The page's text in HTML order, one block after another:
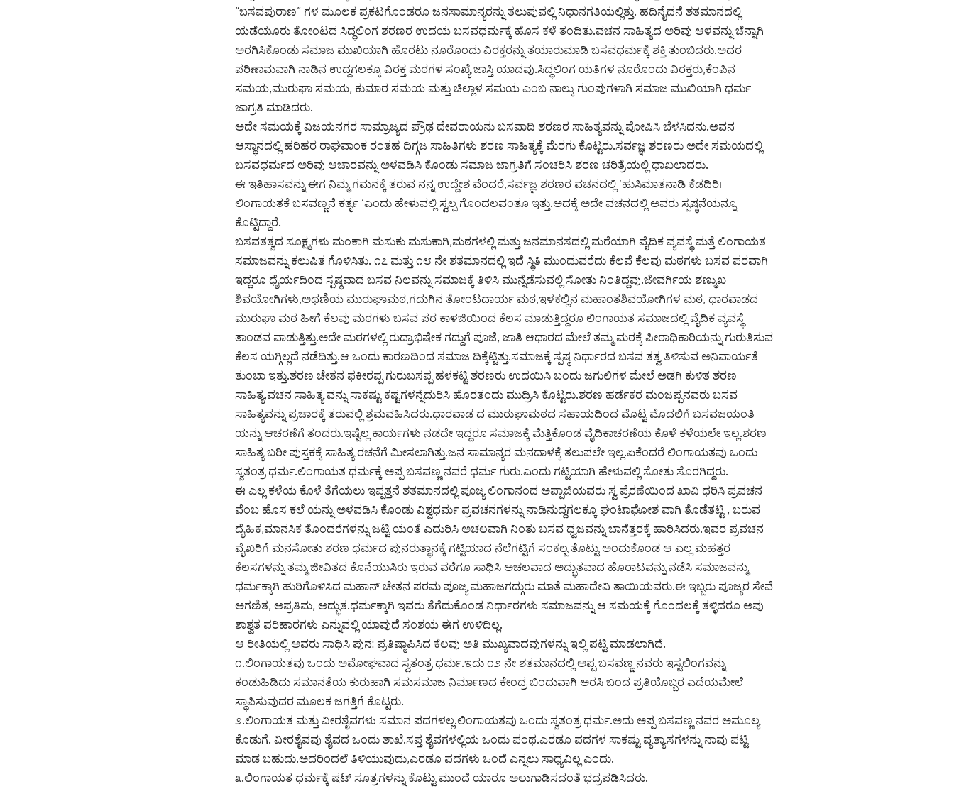
“ಬಸವಪುರಾಣ” ಗಳ ಮೂಲಕ ಪ್ರಕಟಗೊಂಡರೂ ಜನಸಾಮಾನ್ಯರನ್ನು ತಲುಪುವಲ್ಲಿ ನಿಧಾನಗತಿಯಲ್ಲಿತ್ತು. ಹದಿನೈದನೆ ಶತಮಾನದಲ್ಲಿ
ಯಡೆಯೂರು ತೋಂಟದ ಸಿದ್ಧಲಿಂಗ ಶರಣರ ಉದಯ ಬಸವಧರ್ಮಕ್ಕೆ ಹೊಸ ಕಳೆ ತಂದಿತು.ವಚನ ಸಾಹಿತ್ಯದ ಅರಿವು ಆಳವನ್ನು ಚೆನ್ನಾಗಿ
ಅರಗಿಸಿಕೊಂಡು ಸಮಾಜ ಮುಖಿಯಾಗಿ ಹೊರಟು ನೂರೊಂದು ವಿರಕ್ತರನ್ನು ತಯಾರುಮಾಡಿ ಬಸವಧರ್ಮಕ್ಕೆ ಶಕ್ತಿ ತುಂಬಿದರು.ಅದರ
ಪರಿಣಾಮವಾಗಿ ನಾಡಿನ ಉದ್ದಗಲಕ್ಕೂ ವಿರಕ್ತ ಮಠಗಳ ಸಂಖ್ಯೆ ಜಾಸ್ತಿ ಯಾದವು.ಸಿದ್ಧಲಿಂಗ ಯತಿಗಳ ನೂರೊಂದು ವಿರಕ್ತರು,ಕೆಂಪಿನ
ಸಮಯ,ಮುರುಘಾ ಸಮಯ, ಕುಮಾರ ಸಮಯ ಮತ್ತು ಚಿಲ್ಲಾಳ ಸಮಯ ಎಂಬ ನಾಲ್ಕು ಗುಂಪುಗಳಾಗಿ ಸಮಾಜ ಮುಖಿಯಾಗಿ ಧರ್ಮ
ಜಾಗ್ರತಿ ಮಾಡಿದರು.
ಅದೇ ಸಮಯಕ್ಕೆ ವಿಜಯನಗರ ಸಾಮ್ರಾಜ್ಯದ ಪ್ರೌಢ ದೇವರಾಯನು ಬಸವಾದಿ ಶರಣರ ಸಾಹಿತ್ಯವನ್ನು ಪೋಷಿಸಿ ಬೆಳಸಿದನು.ಅವನ
ಆಸ್ಥಾನದಲ್ಲಿ ಹರಿಹರ ರಾಘವಾಂಕ ರಂತಹ ದಿಗ್ಗಜ ಸಾಹಿತಿಗಳು ಶರಣ ಸಾಹಿತ್ಯಕ್ಕೆ ಮೆರಗು ಕೊಟ್ಟರು.ಸರ್ವಜ್ಞ ಶರಣರು ಅದೇ ಸಮಯದಲ್ಲಿ
ಬಸವಧರ್ಮದ ಅರಿವು ಆಚಾರವನ್ನು ಅಳವಡಿಸಿ ಕೊಂಡು ಸಮಾಜ ಜಾಗ್ರತಿಗೆ ಸಂಚರಿಸಿ ಶರಣ ಚರಿತ್ರೆಯಲ್ಲಿ ಧಾಖಲಾದರು.
ಈ ಇತಿಹಾಸವನ್ನು ಈಗ ನಿಮ್ಮ ಗಮನಕ್ಕೆ ತರುವ ನನ್ನ ಉದ್ದೇಶ ವೆಂದರೆ,ಸರ್ವಜ್ಞ ಶರಣರ ವಚನದಲ್ಲಿ ‘ಹುಸಿಮಾತನಾಡಿ ಕೆಡದಿರಿ।
ಲಿಂಗಾಯತಕೆ ಬಸವಣ್ಣನೆ ಕರ್ತೃ ‘ಎಂದು ಹೇಳುವಲ್ಲಿ ಸ್ವಲ್ಪ ಗೊಂದಲವಂತೂ ಇತ್ತು.ಅದಕ್ಕೆ ಅದೇ ವಚನದಲ್ಲಿ ಅವರು ಸ್ಪಷ್ಠನೆಯನ್ನೂ
ಕೊಟ್ಟಿದ್ದಾರೆ.
ಬಸವತತ್ವದ ಸೂಕ್ಷ್ಮಗಳು ಮಂಕಾಗಿ ಮಸುಕು ಮಸುಕಾಗಿ,ಮಠಗಳಲ್ಲಿ ಮತ್ತು ಜನಮಾನಸದಲ್ಲಿ ಮರೆಯಾಗಿ ವೈದಿಕ ವ್ಯವಸ್ಥೆ ಮತ್ತೆ ಲಿಂಗಾಯತ
ಸಮಾಜವನ್ನು ಕಲುಷಿತ ಗೊಳಿಸಿತು. ೧೭ ಮತ್ತು ೧೮ ನೇ ಶತಮಾನದಲ್ಲಿ ಇದೆ ಸ್ಥಿತಿ ಮುಂದುವರೆದು ಕೆಲವೆ ಕೆಲವು ಮಠಗಳು ಬಸವ ಪರವಾಗಿ
ಇದ್ದರೂ ಧೈರ್ಯದಿಂದ ಸ್ಪಷ್ಠವಾದ ಬಸವ ನಿಲವನ್ನು ಸಮಾಜಕ್ಕೆ ತಿಳಿಸಿ ಮುನ್ನೆಡೆಸುವಲ್ಲಿ ಸೋತು ನಿಂತಿದ್ದವು.ಜೇವರ್ಗಿಯ ಶಣ್ಮುಖ
ಶಿವಯೋಗಿಗಳು,ಅಥಣಿಯ ಮುರುಘಾಮಠ,ಗದುಗಿನ ತೋಂಟದಾರ್ಯ ಮಠ,ಇಳಕಲ್ಲಿನ ಮಹಾಂತಶಿವಯೋಗಿಗಳ ಮಠ, ಧಾರವಾಡದ
ಮುರುಘಾ ಮಠ ಹೀಗೆ ಕೆಲವು ಮಠಗಳು ಬಸವ ಪರ ಕಾಳಜಿಯಿಂದ ಕೆಲಸ ಮಾಡುತ್ತಿದ್ದರೂ ಲಿಂಗಾಯತ ಸಮಾಜದಲ್ಲಿ ವೈದಿಕ ವ್ಯವಸ್ಥೆ
ತಾಂಡವ ವಾಡುತ್ತಿತ್ತು.ಅದೇ ಮಠಗಳಲ್ಲಿ ರುದ್ರಾಭಿಷೇಕ ಗದ್ದುಗೆ ಪೂಜೆ, ಜಾತಿ ಆಧಾರದ ಮೇಲೆ ತಮ್ಮ ಮಠಕ್ಕೆ ಪೀಠಾಧಿಕಾರಿಯನ್ನು ಗುರುತಿಸುವ
ಕೆಲಸ ಯಗ್ಗಿಲ್ಲದೆ ನಡೆದಿತ್ತು.ಆ ಒಂದು ಕಾರಣದಿಂದ ಸಮಾಜ ದಿಕ್ಕೆಟ್ಟಿತ್ತು.ಸಮಾಜಕ್ಕೆ ಸ್ಪಷ್ಠ ನಿರ್ಧಾರದ ಬಸವ ತತ್ವ ತಿಳಿಸುವ ಅನಿವಾರ್ಯತೆ
ತುಂಬಾ ಇತ್ತು.ಶರಣ ಚೇತನ ಫಕೀರಪ್ಪ ಗುರುಬಸಪ್ಪ ಹಳಕಟ್ಟಿ ಶರಣರು ಉದಯಿಸಿ ಬಂದು ಜಗುಲಿಗಳ ಮೇಲೆ ಅಡಗಿ ಕುಳಿತ ಶರಣ
ಸಾಹಿತ್ಯ,ವಚನ ಸಾಹಿತ್ಯ ವನ್ನು ಸಾಕಷ್ಟು ಕಷ್ಟಗಳನ್ನೆದುರಿಸಿ ಹೊರತಂದು ಮುದ್ರಿಸಿ ಕೊಟ್ಟರು.ಶರಣ ಹರ್ಡೆಕರ ಮಂಜಪ್ಪನವರು ಬಸವ
ಸಾಹಿತ್ಯವನ್ನು ಪ್ರಚಾರಕ್ಕೆ ತರುವಲ್ಲಿ ಶ್ರಮವಹಿಸಿದರು.ಧಾರವಾಡ ದ ಮುರುಘಾಮಠದ ಸಹಾಯದಿಂದ ಮೊಟ್ಟ ಮೊದಲಿಗೆ ಬಸವಜಯಂತಿ
ಯನ್ನು ಆಚರಣೆಗೆ ತಂದರು.ಇಷ್ಟೆಲ್ಲ ಕಾರ್ಯಗಳು ನಡದೇ ಇದ್ದರೂ ಸಮಾಜಕ್ಕೆ ಮೆತ್ತಿಕೊಂಡ ವೈದಿಕಾಚರಣೆಯ ಕೊಳೆ ಕಳೆಯಲೇ ಇಲ್ಲ.ಶರಣ
ಸಾಹಿತ್ಯ ಬರೀ ಪುಸ್ತಕಕ್ಕೆ ಸಾಹಿತ್ಯ ರಚನೆಗೆ ಮೀಸಲಾಗಿತ್ತು.ಜನ ಸಾಮಾನ್ಯರ ಮನದಾಳಕ್ಕೆ ತಲುಪಲೇ ಇಲ್ಲ.ಏಕೆಂದರೆ ಲಿಂಗಾಯತವು ಒಂದು
ಸ್ವತಂತ್ರ ಧರ್ಮ.ಲಿಂಗಾಯತ ಧರ್ಮಕ್ಕೆ ಅಪ್ಪ ಬಸವಣ್ಣ ನವರೆ ಧರ್ಮ ಗುರು.ಎಂದು ಗಟ್ಟಿಯಾಗಿ ಹೇಳುವಲ್ಲಿ ಸೋತು ಸೊರಗಿದ್ದರು.
ಈ ಎಲ್ಲ ಕಳೆಯ ಕೊಳೆ ತೆಗೆಯಲು ಇಪ್ಪತ್ತನೆ ಶತಮಾನದಲ್ಲಿ ಪೂಜ್ಯ ಲಿಂಗಾನಂದ ಅಪ್ಪಾಜಿಯವರು ಸ್ವ ಪ್ರೆರಣೆಯಿಂದ ಖಾವಿ ಧರಿಸಿ ಪ್ರವಚನ
ವೆಂಬ ಹೊಸ ಕಲೆ ಯನ್ನು ಅಳವಡಿಸಿ ಕೊಂಡು ವಿಶ್ವಧರ್ಮ ಪ್ರವಚನಗಳನ್ನು ನಾಡಿನುದ್ದಗಲಕ್ಕೂ ಘಂಟಾಘೋಶ ವಾಗಿ ತೊಡೆತಟ್ಟಿ , ಬರುವ
ದೈಹಿಕ,ಮಾನಸಿಕ ತೊಂದರೆಗಳನ್ನು ಜಟ್ಟಿ ಯಂತೆ ಎದುರಿಸಿ ಅಚಲವಾಗಿ ನಿಂತು ಬಸವ ಧ್ವಜವನ್ನು ಬಾನೆತ್ತರಕ್ಕೆ ಹಾರಿಸಿದರು.ಇವರ ಪ್ರವಚನ
ವೈಖರಿಗೆ ಮನಸೋತು ಶರಣ ಧರ್ಮದ ಪುನರುತ್ಥಾನಕ್ಕೆ ಗಟ್ಟಿಯಾದ ನೆಲೆಗಟ್ಟಿಗೆ ಸಂಕಲ್ಪ ತೊಟ್ಟು ಅಂದುಕೊಂಡ ಆ ಎಲ್ಲ ಮಹತ್ತರ
ಕೆಲಸಗಳನ್ನು ತಮ್ಮ ಜೀವಿತದ ಕೊನೆಯುಸಿರು ಇರುವ ವರೆಗೂ ಸಾಧಿಸಿ ಅಚಲವಾದ ಅದ್ಭುತವಾದ ಹೊರಾಟವನ್ನು ನಡೆಸಿ ಸಮಾಜವನ್ಮು
ಧರ್ಮಕ್ಕಾಗಿ ಹುರಿಗೊಳಿಸಿದ ಮಹಾನ್ ಚೇತನ ಪರಮ ಪೂಜ್ಯ ಮಹಾಜಗದ್ಗುರು ಮಾತೆ ಮಹಾದೇವಿ ತಾಯಿಯವರು.ಈ ಇಬ್ಬರು ಪೂಜ್ಯರ ಸೇವೆ
ಅಗಣಿತ, ಅಪ್ರತಿಮ, ಅದ್ಭುತ.ಧರ್ಮಕ್ಕಾಗಿ ಇವರು ತೆಗೆದುಕೊಂಡ ನಿರ್ಧಾರಗಳು ಸಮಾಜವನ್ನು ಆ ಸಮಯಕ್ಕೆ ಗೊಂದಲಕ್ಕೆ ತಳ್ಳಿದರೂ ಅವು
ಶಾಶ್ವತ ಪರಿಹಾರಗಳು ಎನ್ನುವಲ್ಲಿ ಯಾವುದೆ ಸಂಶಯ ಈಗ ಉಳಿದಿಲ್ಲ.
ಆ ರೀತಿಯಲ್ಲಿ ಅವರು ಸಾಧಿಸಿ ಪುನ: ಪ್ರತಿಷ್ಠಾಪಿಸಿದ ಕೆಲವು ಅತಿ ಮುಖ್ಯವಾದವುಗಳನ್ನು ಇಲ್ಲಿ ಪಟ್ಟಿ ಮಾಡಲಾಗಿದೆ.
೧.ಲಿಂಗಾಯತವು ಒಂದು ಅಮೋಘವಾದ ಸ್ವತಂತ್ರ ಧರ್ಮ.ಇದು ೧೨ ನೇ ಶತಮಾನದಲ್ಲಿ ಅಪ್ಪ ಬಸವಣ್ಣ ನವರು ಇಸ್ಟಲಿಂಗವನ್ನು
ಕಂಡುಹಿಡಿದು ಸಮಾನತೆಯ ಕುರುಹಾಗಿ ಸಮಸಮಾಜ ನಿರ್ಮಾಣದ ಕೇಂದ್ರ ಬಿಂದುವಾಗಿ ಅರಸಿ ಬಂದ ಪ್ರತಿಯೊಬ್ಬರ ಎದೆಯಮೇಲೆ
ಸ್ಥಾಪಿಸುವುದರ ಮೂಲಕ ಜಗತ್ತಿಗೆ ಕೊಟ್ಟರು.
೨.ಲಿಂಗಾಯತ ಮತ್ತು ವೀರಶೈವಗಳು ಸಮಾನ ಪದಗಳಲ್ಲ.ಲಿಂಗಾಯತವು ಒಂದು ಸ್ವತಂತ್ರ ಧರ್ಮ.ಅದು ಅಪ್ಪ ಬಸವಣ್ಣ ನವರ ಅಮೂಲ್ಯ
ಕೊಡುಗೆ. ವೀರಶೈವವು ಶೈವದ ಒಂದು ಶಾಖೆ.ಸಪ್ತ ಶೈವಗಳಲ್ಲಿಯ ಒಂದು ಪಂಥ.ಎರಡೂ ಪದಗಳ ಸಾಕಷ್ಟು ವ್ಯತ್ಯಾಸಗಳನ್ನು ನಾವು ಪಟ್ಟಿ
ಮಾಡ ಬಹುದು.ಅದರಿಂದಲೆ ತಿಳಿಯುವುದು,ಎರಡೂ ಪದಗಳು ಒಂದೆ ಎನ್ನಲು ಸಾಧ್ಯವಿಲ್ಲ ಎಂದು.
೩.ಲಿಂಗಾಯತ ಧರ್ಮಕ್ಕೆ ಷಟ್ ಸೂತ್ರಗಳನ್ನು ಕೊಟ್ಟು ಮುಂದೆ ಯಾರೂ ಅಲುಗಾಡಿಸದಂತೆ ಭದ್ರಪಡಿಸಿದರು.